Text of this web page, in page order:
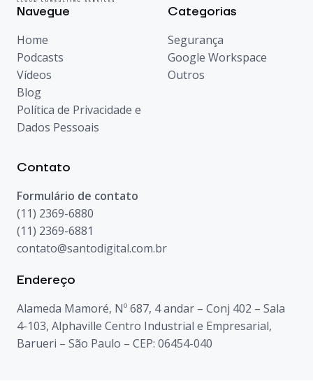
Navegue
Home
Podcasts
Vídeos
Blog
Política de Privacidade e
Dados Pessoais
Categorias
Segurança
Google Workspace
Outros
Contato
Formulário de contato
(11) 2369-6880
(11) 2369-6881
contato@santodigital.com.br
Endereço
Alameda Mamoré, Nº 687, 4 andar – Conj 402 – Sala
4-103, Alphaville Centro Industrial e Empresarial,
Barueri – São Paulo – CEP: 06454-040